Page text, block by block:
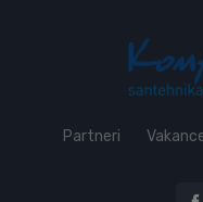
Partneri